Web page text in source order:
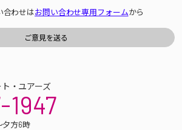
合わせはお問い合わせ専用フォームから
・ユアーズ
1947
夕方6時